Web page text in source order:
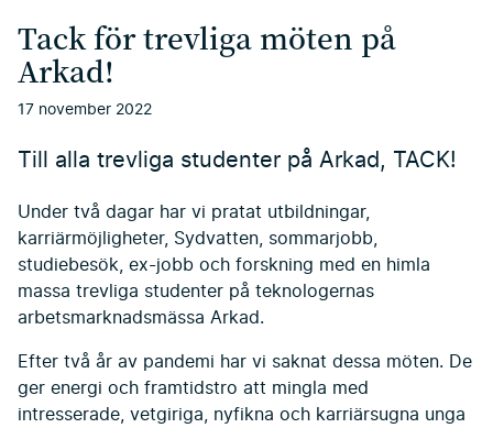
Tack för trevliga möten på
Arkad!
17 november 2022
Till alla trevliga studenter på Arkad, TACK!
Under två dagar har vi pratat utbildningar,
karriärmöjligheter, Sydvatten, sommarjobb,
studiebesök, ex-jobb och forskning med en himla
massa trevliga studenter på teknologernas
arbetsmarknadsmässa Arkad.
Efter två år av pandemi har vi saknat dessa möten. De
ger energi och framtidstro att mingla med
intresserade, vetgiriga, nyfikna och karriärsugna unga